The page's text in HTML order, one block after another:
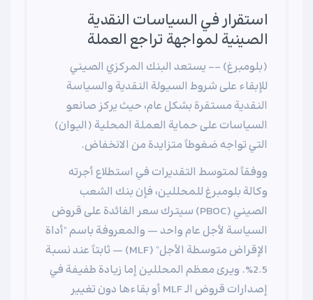
استقرار في السياسات النقدية
الصينية لمواجهة تراجع العملة
(بلومبرغ) -- يستعد البنك المركزي الصيني
للإبقاء على شروط السيولة النقدية والسياسة
النقدية مستقرة بشكل عام، حيث يركز صانعو
السياسات على حماية العملة المحلية (اليوان)
التي تواجه ضغوطاً متزايدة من الانخفاض.
ووفقاً لمتوسط التقديرات في استطلاع أجرته
وكالة بلومبرغ للمحللين، فإن بنك الشعب
الصيني (PBOC) سيترك سعر الفائدة على قروض
السياسة لأجل عام واحد — والمعروفة باسم "أداة
الإقراض متوسطة الأجل" (MLF) — ثابتاً عند نسبة
2.5%. ويرى معظم المحللين إما زيادة طفيفة في
إصدارات قروض الـ MLF أو بقاءها دون تغيير